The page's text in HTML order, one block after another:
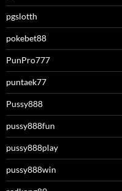
pgslotth
pokebet88
PunPro777
puntaek77
Pussy888
pussy888fun
pussy888play
pussy888win